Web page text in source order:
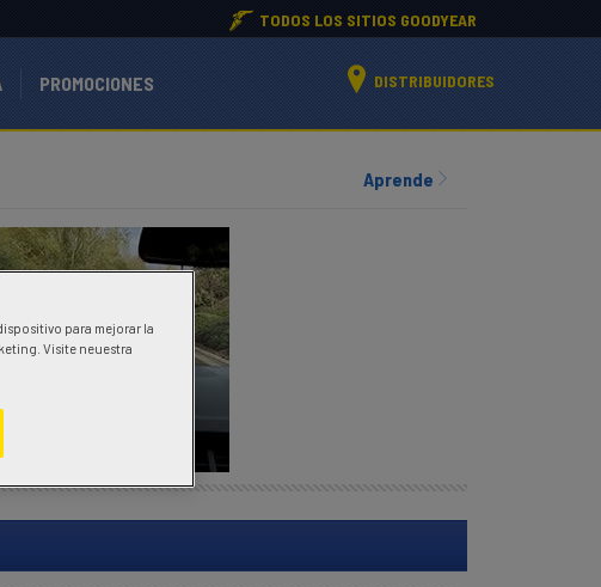
TODOS LOS SITIOS GOODYEAR
PROMOCIONES DISTRIBUIDORES
Aprende
para mejorar la
Visite neuestra